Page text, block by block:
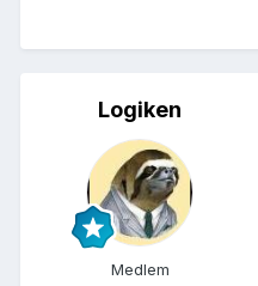
Logiken
Medlem